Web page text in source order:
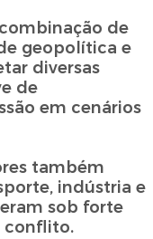
de
geopolítica e
diversas
de
em cenários
também
indústria e
sob forte
conflito.